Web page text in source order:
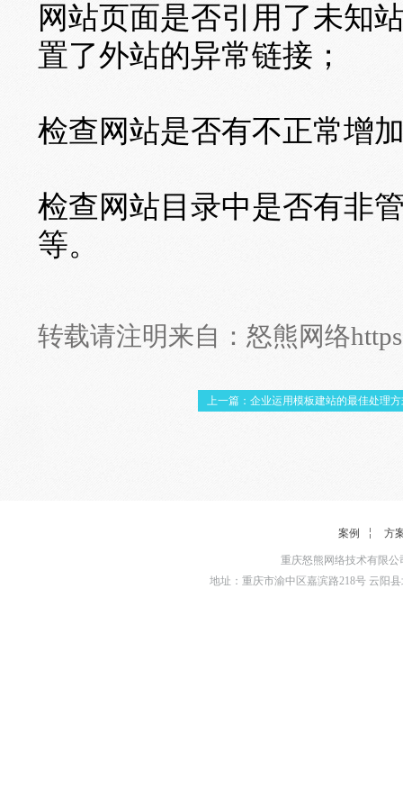
网站页面是否引用了未知
置了外站的异常链接；
检查网站是否有不正常增
检查网站目录中是否有非
等。
转载请注明来自： 怒熊网络
上一篇：企业运用模板建站的最佳处理方
案例 方
重庆怒熊网络技术有限
地址：重庆市渝中区嘉滨路218号 云阳